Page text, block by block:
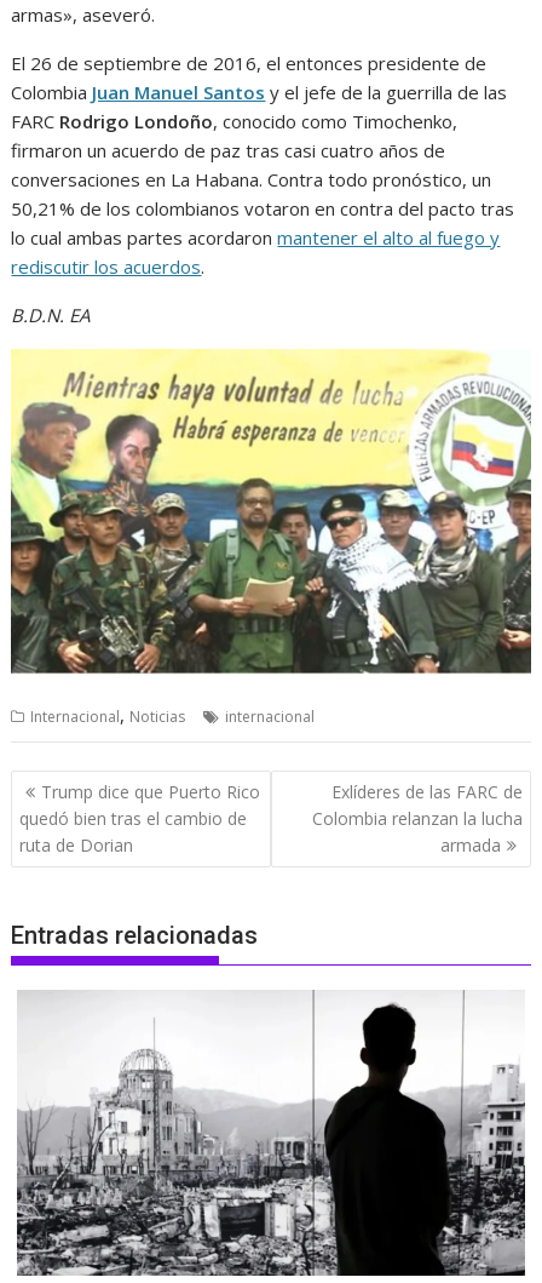
armas», aseveró.
El 26 de septiembre de 2016, el entonces presidente de
Colombia Juan Manuel Santos y el jefe de la guerrilla de las
FARC Rodrigo Londoño, conocido como Timochenko,
firmaron un acuerdo de paz tras casi cuatro años de
conversaciones en La Habana. Contra todo pronóstico, un
50,21% de los colombianos votaron en contra del pacto tras
lo cual ambas partes acordaronmantener el alto al fuego y
rediscutir los acuerdos.
B.D.N. EA
Internacional, Noticias internacional
Navegación
de
entradas
Trump dice que Puerto Rico
quedó bien tras el cambio de
ruta de Dorian
Exlíderes de las FARC de
Colombia relanzan la lucha
armada
Entradas relacionadas